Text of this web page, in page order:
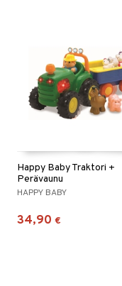
Happy Baby Traktori +
Perävaunu
HAPPY BABY
34,90 €